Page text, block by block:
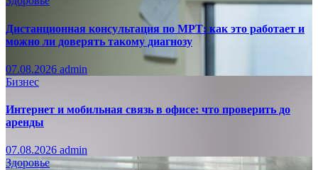
Дистанционная консультация по МРТ: как это работает и
можно ли доверять такому диагнозу
07.08.2026 admin
Бизнес
Интернет и мобильная связь в офисе: что проверить до
аренды
07.08.2026 admin
Здоровье